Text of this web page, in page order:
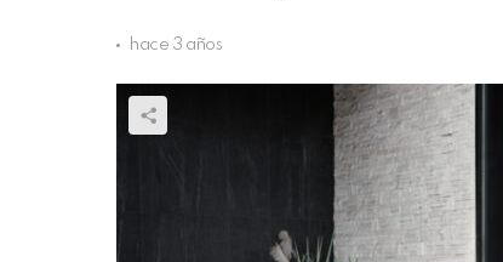
hace 3 años